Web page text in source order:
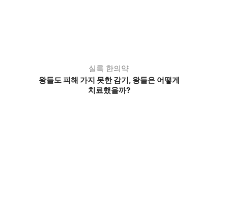
실록 한의약
왕들도 피해 가지 못한 감기, 왕들은 어떻게
치료했을까?